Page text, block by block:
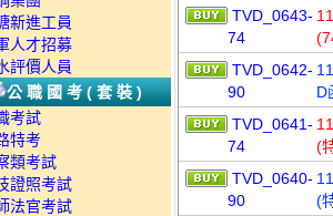
新進工員
人才招募
評價人員
公職國考(套裝)
考試
特考
類考試
證照考試
法官考試
TVD_0643-
74
TVD_0642-
90
D
TVD_0641-
74
(
TVD_0640-
90
(